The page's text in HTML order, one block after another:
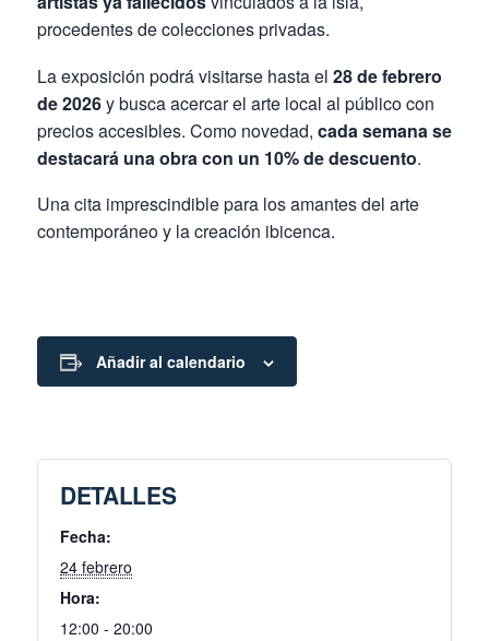
procedentes de colecciones privadas.
La exposición podrá visitarse hasta el 28 de febrero
de 2026y busca acercar el arte local al público con
precios accesibles. Como novedad, cada semana se
destacará una obra con un 10% de descuento.
Una cita imprescindible para los amantes del arte
contemporáneo y la creación ibicenca.
Añadir al calendario
DETALLES
Fecha:
24 febrero
Hora:
12:00 - 20:00